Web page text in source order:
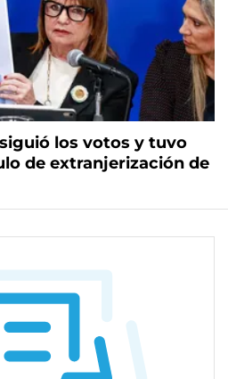
los votos y tuvo
de extranjerización de